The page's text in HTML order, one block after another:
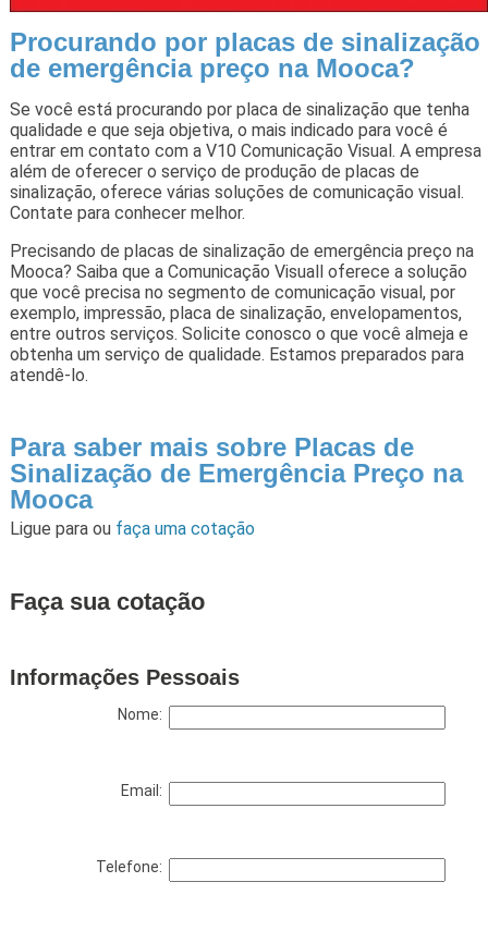
Procurando por placas de sinalização
de emergência preço na Mooca?
Se você está procurando por placa de sinalização que tenha
qualidade e que seja objetiva, o mais indicado para você é
entrar em contato com a V10 Comunicação Visual. A empresa
além de oferecer o serviço de produção de placas de
sinalização, oferece várias soluções de comunicação visual.
Contate para conhecer melhor.
Precisando de placas de sinalização de emergência preço na
Mooca? Saiba que a Comunicação Visuall oferece a solução
que você precisa no segmento de comunicação visual, por
exemplo, impressão, placa de sinalização, envelopamentos,
entre outros serviços. Solicite conosco o que você almeja e
obtenha um serviço de qualidade. Estamos preparados para
atendê-lo.
Para saber mais sobre Placas de
Sinalização de Emergência Preço na
Mooca
Ligue para ou faça uma cotação
Faça sua cotação
Informações Pessoais
Nome:
Email:
Telefone: